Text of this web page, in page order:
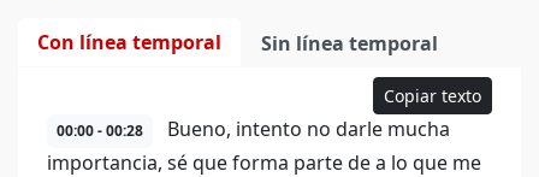
Con línea temporal Sin línea temporal
Copiar texto
00:00 - 00:28
Bueno, intento no darle mucha
importancia, sé que forma parte de a lo que me